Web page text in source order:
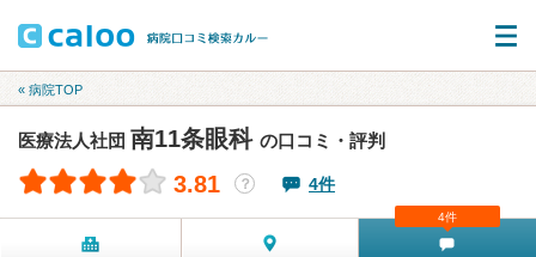
« 病院TOP
医療法人社団 南11条眼科 の口コミ・評判
3.81 ？ 4件
4件